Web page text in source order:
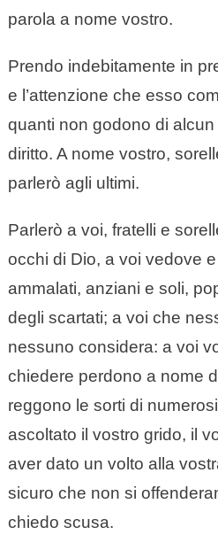
parola a nome vostro.
Prendo indebitamente in
e l’attenzione che esso
quanti non godono di
diritto. A nome vostro,
parlerò agli ultimi.
Parlerò a voi, fratelli e
occhi di Dio, a voi vedove
ammalati, anziani e soli,
degli scartati; a voi che
nessuno considera: a voi
chiedere perdono a nome
reggono le sorti di
ascoltato il vostro grido, il
aver dato un volto alla
sicuro che non si
chiedo scusa.